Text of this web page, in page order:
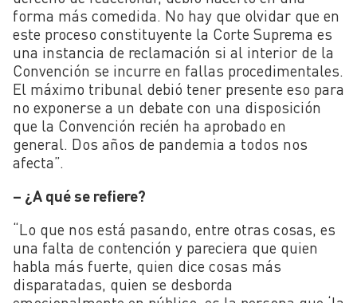
forma más comedida. No hay que olvidar que en
este proceso constituyente la Corte Suprema es
una instancia de reclamación si al interior de la
Convención se incurre en fallas procedimentales.
El máximo tribunal debió tener presente eso para
no exponerse a un debate con una disposición
que la Convención recién ha aprobado en
general. Dos años de pandemia a todos nos
afecta”.
– ¿A qué se refiere?
“Lo que nos está pasando, entre otras cosas, es
una falta de contención y pareciera que quien
habla más fuerte, quien dice cosas más
disparatadas, quien se desborda